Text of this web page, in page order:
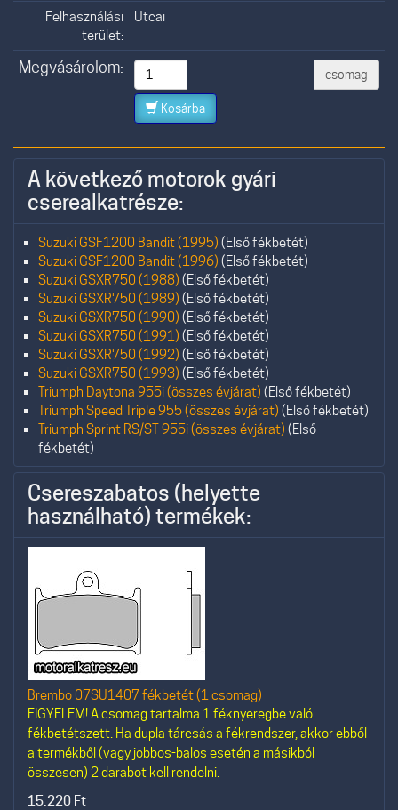
Felhasználási
terület:
Utcai
Megvásárolom: csomag
Kosárba
A következő motorok gyári
cserealkatrésze:
Suzuki GSF1200 Bandit (1995) (Első fékbetét)
Suzuki GSF1200 Bandit (1996) (Első fékbetét)
Suzuki GSXR750 (1988) (Első fékbetét)
Suzuki GSXR750 (1989) (Első fékbetét)
Suzuki GSXR750 (1990) (Első fékbetét)
Suzuki GSXR750 (1991) (Első fékbetét)
Suzuki GSXR750 (1992) (Első fékbetét)
Suzuki GSXR750 (1993) (Első fékbetét)
Triumph Daytona 955i (összes évjárat) (Első fékbetét)
Triumph Speed Triple 955 (összes évjárat) (Első fékbetét)
Triumph Sprint RS/ST 955i (összes évjárat) (Első
fékbetét)
Csereszabatos (helyette
használható) termékek:
Brembo 07SU1407 fékbetét (1 csomag)
FIGYELEM! A csomag tartalma 1 féknyeregbe való
fékbetétszett. Ha dupla tárcsás a fékrendszer, akkor ebből
a termékből (vagy jobbos-balos esetén a másikból
összesen) 2 darabot kell rendelni.
15.220 Ft